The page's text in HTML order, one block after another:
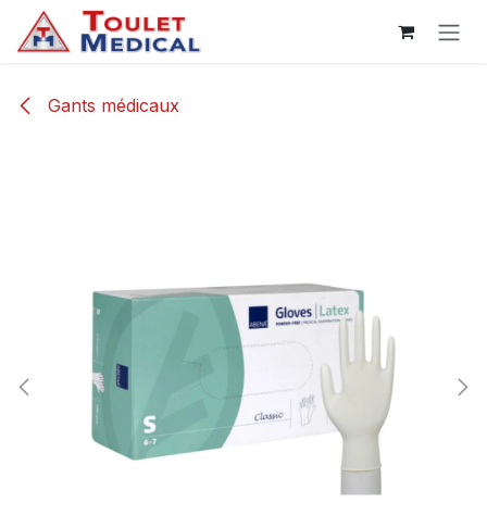
Se rendre au contenu
Gants médicaux